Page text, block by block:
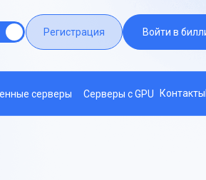
Регистрация Войти в
серверы Серверы с GPU Контакты